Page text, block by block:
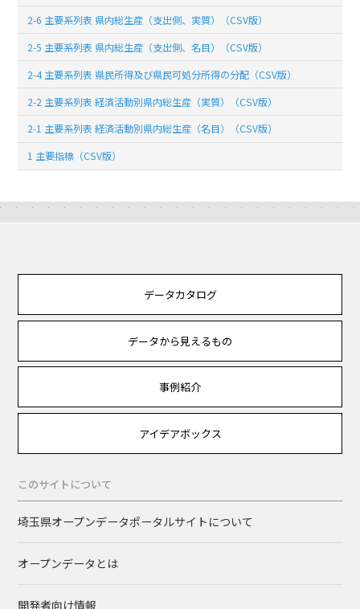
2-6 主要系列表 県内総生産（支出側、実質）（CSV版）
2-5 主要系列表 県内総生産（支出側、名目）（CSV版）
2-4 主要系列表 県民所得及び県民可処分所得の分配（CSV版）
2-2 主要系列表 経済活動別県内総生産（実質）（CSV版）
2-1 主要系列表 経済活動別県内総生産（名目）（CSV版）
1 主要指標（CSV版）
データカタログ
データから見えるもの
事例紹介
アイデアボックス
このサイトについて
埼玉県オープンデータポータルサイトについて
オープンデータとは
開発者向け情報